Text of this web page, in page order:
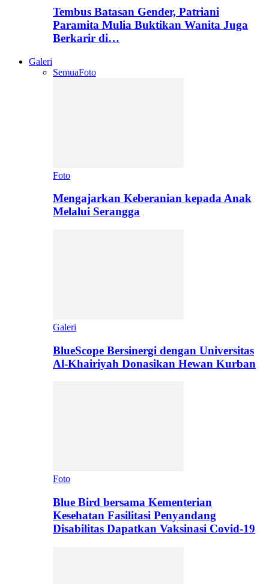
Tembus Batasan Gender, Patriani
Paramita Mulia Buktikan Wanita Juga
Berkarir di…
Galeri
SemuaFoto
Foto
Mengajarkan Keberanian kepada Anak
Melalui Serangga
Galeri
BlueScope Bersinergi dengan Universitas
Al-Khairiyah Donasikan Hewan Kurban
Foto
Blue Bird bersama Kementerian
Kesehatan Fasilitasi Penyandang
Disabilitas Dapatkan Vaksinasi Covid-19